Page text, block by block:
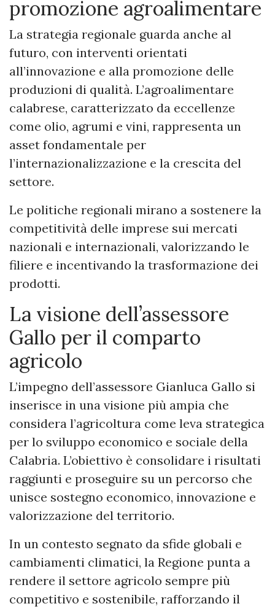
promozione agroalimentare
La strategia regionale guarda anche al
futuro, con interventi orientati
all’innovazione e alla promozione delle
produzioni di qualità. L’agroalimentare
calabrese, caratterizzato da eccellenze
come olio, agrumi e vini, rappresenta un
asset fondamentale per
l’internazionalizzazione e la crescita del
settore.
Le politiche regionali mirano a sostenere la
competitività delle imprese sui mercati
nazionali e internazionali, valorizzando le
filiere e incentivando la trasformazione dei
prodotti.
La visione dell’assessore
Gallo per il comparto
agricolo
L’impegno dell’assessore Gianluca Gallo si
inserisce in una visione più ampia che
considera l’agricoltura come leva strategica
per lo sviluppo economico e sociale della
Calabria. L’obiettivo è consolidare i risultati
raggiunti e proseguire su un percorso che
unisce sostegno economico, innovazione e
valorizzazione del territorio.
In un contesto segnato da sfide globali e
cambiamenti climatici, la Regione punta a
rendere il settore agricolo sempre più
competitivo e sostenibile, rafforzando il